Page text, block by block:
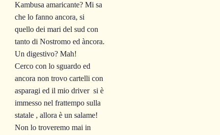
Kambusa amaricante? Mi sa
che lo fanno ancora, si
quello dei mari del sud con
tanto di Nostromo ed àncora.
Un digestivo? Mah!
Cerco con lo sguardo ed
ancora non trovo cartelli con
asparagi ed il mio driver si è
immesso nel frattempo sulla
statale , allora è un salame!
Non lo troveremo mai in